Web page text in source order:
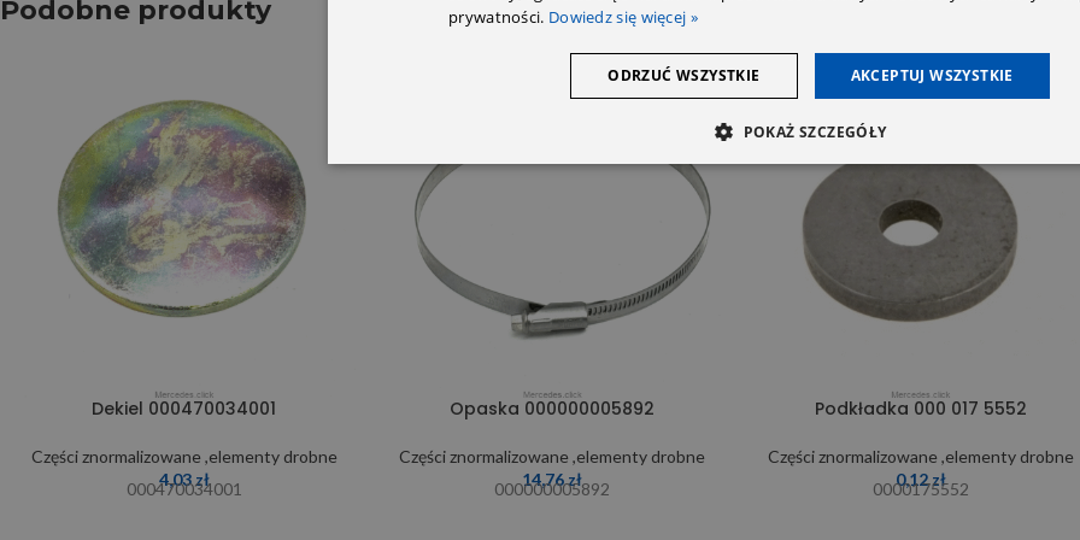
Podobne produkty
Dekiel 000470034001
Części znormalizowane ,elementy drobne
4,03 zł
000470034001
Opaska 000000005892
Części znormalizowane ,elementy drobne
14,76zł
000000005892
Podkładka 000 017 5552
Części znormalizowane ,elementy drobne
0,12zł
0000175552
prywatności. Dowiedz się więcej »
AKCEPTUJ WSZYSTKIE
ODRZUĆ WSZYSTKIE
POKAŻ SZCZEGÓŁY